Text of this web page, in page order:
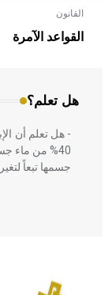
القانون
القواعد الآمرة
هل تعلم؟
- هل تعلم أن
بالعمارة
المعمار على
- هل تعلم أن
40% من ماء
جسمها تبعاً
الحكم،
له الفضل